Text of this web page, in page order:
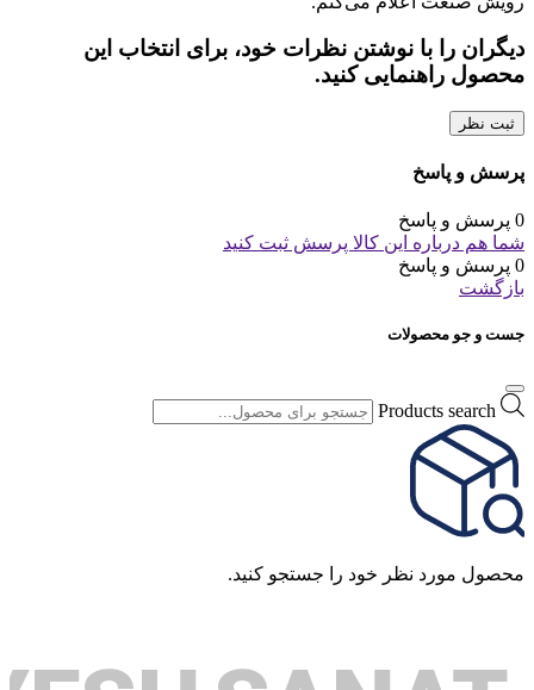
دیگران را با نوشتن نظرات خود، برای انتخاب این
محصول راهنمایی کنید.
ثبت نظر
پرسش و پاسخ
0 پرسش و پاسخ
شما هم درباره این کالا پرسش ثبت کنید
0 پرسش و پاسخ
بازگشت
جست و جو محصولات
Products search
محصول مورد نظر خود را جستجو کنید.